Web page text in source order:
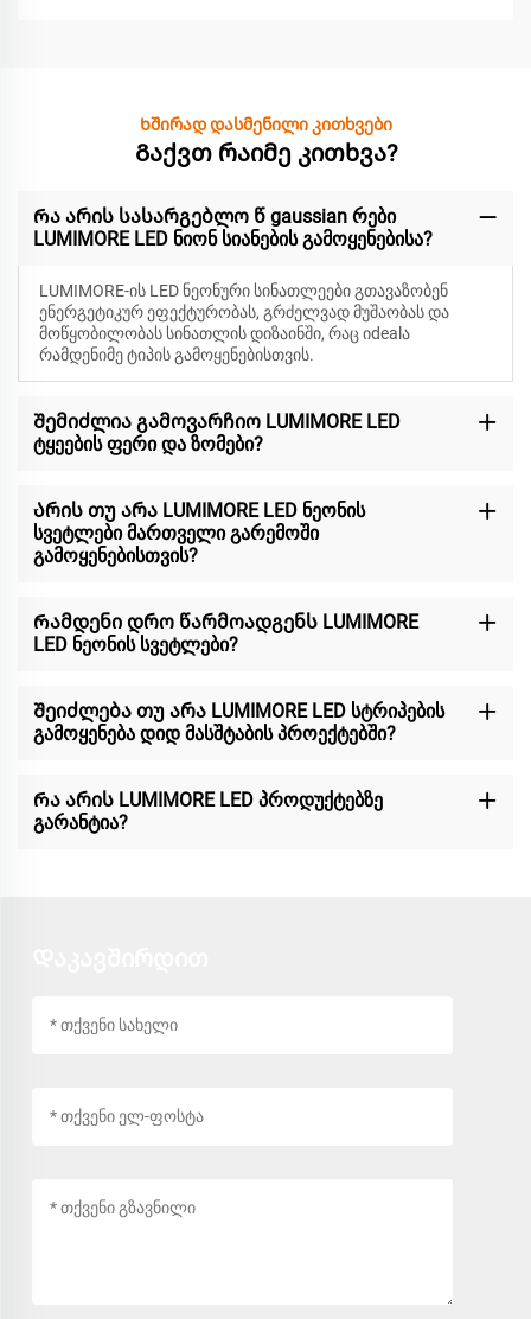
Ხშირად დასმენილი კითხვები
Გაქვთ რაიმე კითხვა?
Რა არის სასარგებლო წ gaussian რები
LUMIMORE LED ნიონ სიანების გამოყენებისა?
LUMIMORE-ის LED ნეონური სინათლეები გთავაზობენ
ენერგეტიკურ ეფექტურობას, გრძელვად მუშაობას და
მოწყობილობას სინათლის დიზაინში, რაც იdealა
რამდენიმე ტიპის გამოყენებისთვის.
Შემიძლია გამოვარჩიო LUMIMORE LED
ტყეების ფერი და ზომები?
Არის თუ არა LUMIMORE LED ნეონის
სვეტლები მართველი გარემოში
გამოყენებისთვის?
Რამდენი დრო წარმოადგენს LUMIMORE
LED ნეონის სვეტლები?
Შეიძლება თუ არა LUMIMORE LED სტრიპების
გამოყენება დიდ მასშტაბის პროექტებში?
Რა არის LUMIMORE LED პროდუქტებზე
გარანტია?